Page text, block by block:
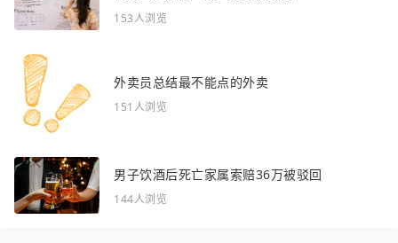
153人浏览
外卖员总结最不能点的外卖
151人浏览
男子饮酒后死亡家属索赔36万被驳回
144人浏览